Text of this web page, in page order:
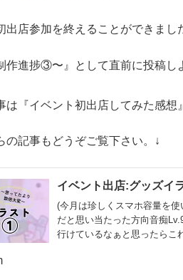
店参加を終えることができまし
作進捗③〜』として直前に投稿し
は『イベント初出店してみた感想
の記事もどうぞご覧下さい。↓
イベント出店:グッズイ
(今月は珍しくスマホ容量を
だと思い当たった方向音痴
行けているなぁと思ったらこ